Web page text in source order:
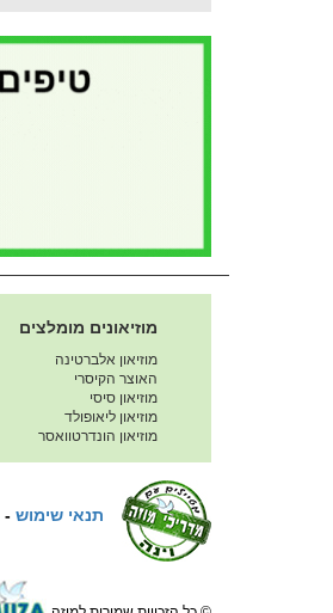
מוזיאונים מומלצים
מוזיאון אלברטינה
האוצר הקיסרי
מוזיאון סיסי
מוזיאון ליאופולד
מוזיאון הונדרטוואסר
תנאי שימוש -